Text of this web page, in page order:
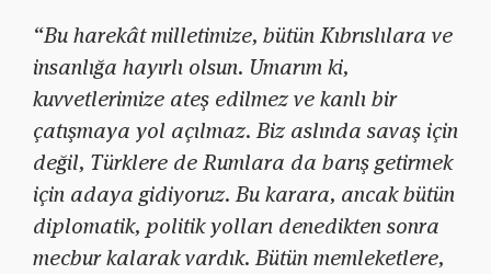
“Bu harekât milletimize, bütün Kıbrıslılara ve
insanlığa hayırlı olsun. Umarım ki,
kuvvetlerimize ateş edilmez ve kanlı bir
çatışmaya yol açılmaz. Biz aslında savaş için
değil, Türklere de Rumlara da barış getirmek
için adaya gidiyoruz. Bu karara, ancak bütün
diplomatik, politik yolları denedikten sonra
mecbur kalarak vardık. Bütün memleketlere,